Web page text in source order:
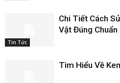
Tin Tức
Chi Tiết Cách
Vật Đúng Chuẩn
Tìm Hiểu Về